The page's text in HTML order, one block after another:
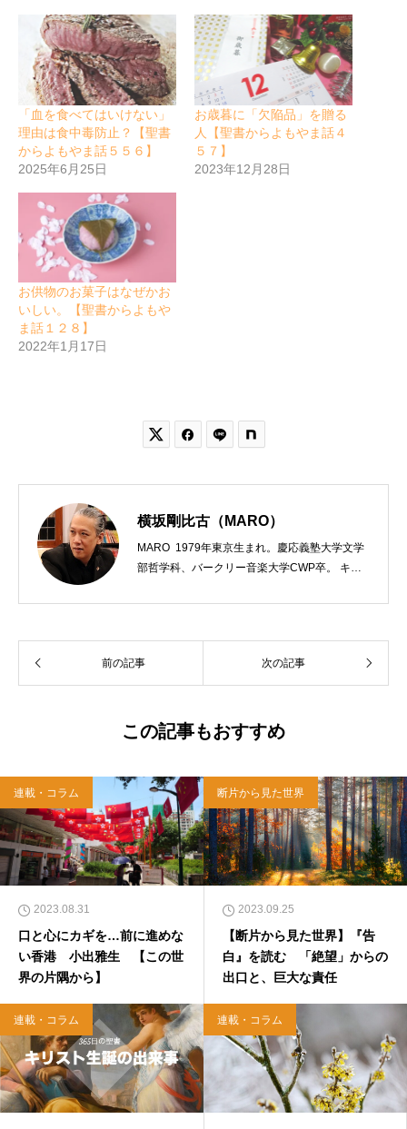
「血を食べてはいけない」
理由は食中毒防止？【聖書
からよもやま話５５６】
2025年6月25日
お歳暮に「欠陥品」を贈る
人【聖書からよもやま話４
５７】
2023年12月28日
お供物のお菓子はなぜかお
いしい。【聖書からよもや
ま話１２８】
2022年1月17日
 
横坂剛比古（MARO）
MARO 1979年東京生まれ。慶応義塾大学文学
部哲学科、バークリー音楽大学CWP卒。 キリ
う宗教法人専門の行政書士。2020年7月よりク
「上馬キリスト教会（@kamiumach）」の運営
を行う「まじめ担当」。 著書に『聖書を読んだ
西洋哲学超入門〜』（日本実業出版）、『人生
イヤモンド社）、『世界一ゆるい聖書入門』、
『世界一ゆるい聖書教室』（「ふざけ担当」LE
ONとの共著、講談社）などがある。新著<a hr
ef="https://amzn.to/376F9aC">『ふっと心がラ
クになる 眠れぬ夜の聖書のことば』（大和書
房）</a>２０２２年３月１５日発売。
前の記事 次の記事
この記事もおすすめ
連載・コラム
2023.08.31
口と心にカギを…前に進めな
い香港 小出雅生 【この世
界の片隅から】
断片から見た世界
2023.09.25
【断片から見た世界】『告
白』を読む 「絶望」からの
出口と、巨大な責任
連載・コラム 連載・コラム